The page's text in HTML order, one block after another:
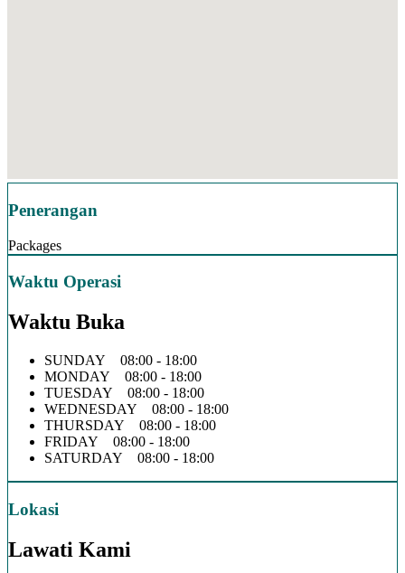
Penerangan
Packages
Waktu Operasi
Waktu Buka
SUNDAY 08:00 - 18:00
MONDAY 08:00 - 18:00
TUESDAY 08:00 - 18:00
WEDNESDAY 08:00 - 18:00
THURSDAY 08:00 - 18:00
FRIDAY 08:00 - 18:00
SATURDAY 08:00 - 18:00
Lokasi
Lawati Kami